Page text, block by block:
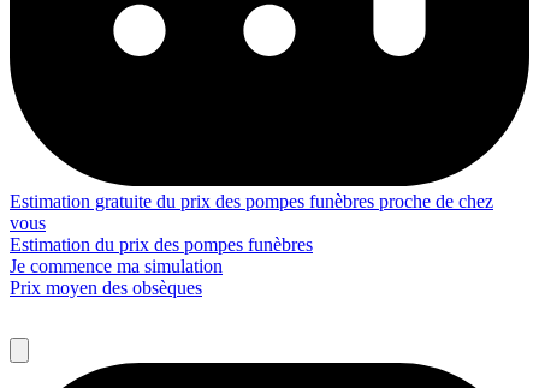
Estimation gratuite du prix des pompes funèbres proche de chez
vous
Estimation du prix des pompes funèbres
Je commence ma simulation
Prix moyen des obsèques